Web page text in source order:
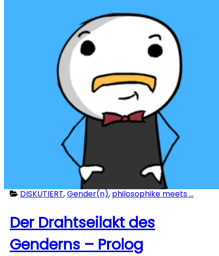
DISKUTIERT,Gender(n), philosophike meets ...
Der Drahtseilakt des
Genderns – Prolog